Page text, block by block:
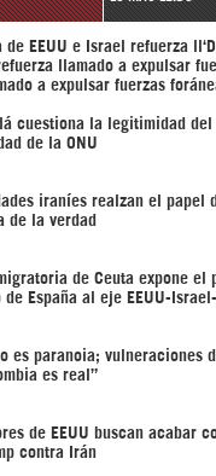
de EEUU e Israel refuerza
llamado a expulsar
a expulsar fuerzas
cuestiona la legitimidad del
de la ONU
iraníes realzan el papel
de la verdad
de Ceuta expone el
de España al eje EEUU-
es paranoia; vulneraciones
es real”
de EEUU buscan acabar
contra Irán